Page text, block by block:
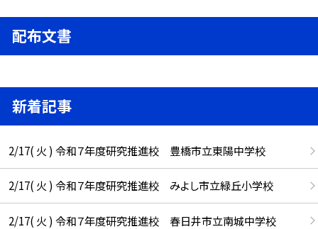
配布文書
新着記事
2/17( 火 ) 令和７年度研究推進校 豊橋市立東陽中学校
2/17( 火 ) 令和７年度研究推進校 みよし市立緑丘小学校
2/17( 火 ) 令和７年度研究推進校 春日井市立南城中学校